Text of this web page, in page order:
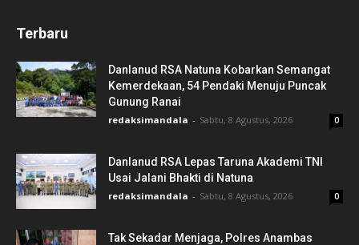
Terbaru
Danlanud RSA Natuna Kobarkan Semangat
Kemerdekaan, 54 Pendaki Menuju Puncak
Gunung Ranai
redaksimandala - Sabtu, 8 Agustus, 2026 0
Danlanud RSA Lepas Taruna Akademi TNI
Usai Jalani Bhakti di Natuna
redaksimandala - Sabtu, 8 Agustus, 2026 0
Tak Sekadar Menjaga, Polres Anambas